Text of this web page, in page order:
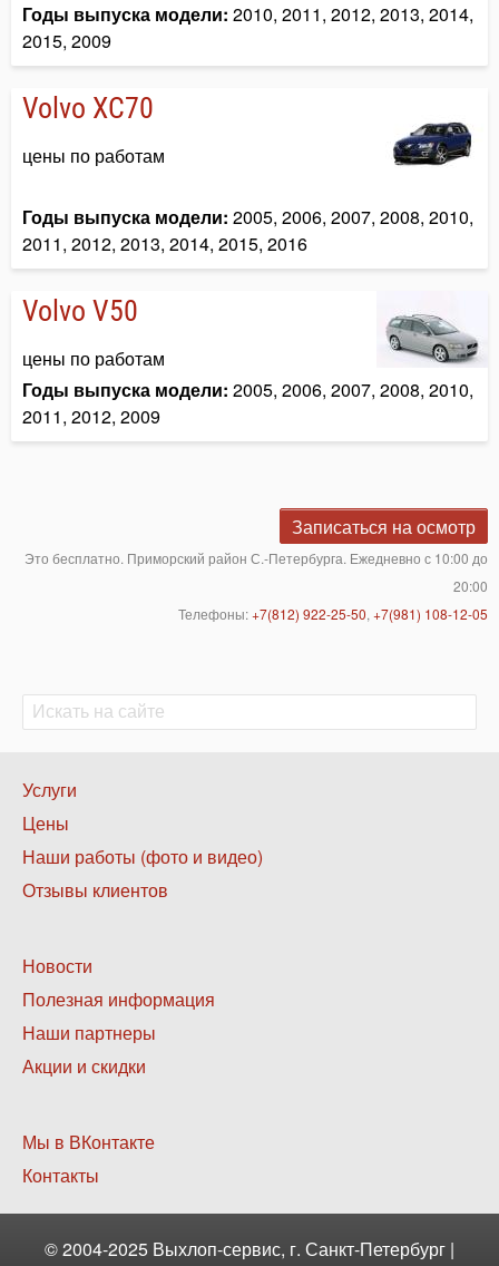
Годы выпуска модели: 2010, 2011, 2012, 2013, 2014,
2015, 2009
Volvo XC70
цены по работам
Годы выпуска модели: 2005, 2006, 2007, 2008, 2010,
2011, 2012, 2013, 2014, 2015, 2016
Volvo V50
цены по работам
Годы выпуска модели: 2005, 2006, 2007, 2008, 2010,
2011, 2012, 2009
Записаться на осмотр
Это бесплатно. Приморский район С.-Петербурга. Ежедневно с 10:00 до
20:00
Телефоны:+7(812) 922-25-50, +7(981) 108-12-05
Поиск
Поиск
Нижнее
меню
1
Услуги
Цены
Наши работы (фото и видео)
Отзывы клиентов
Нижнее
меню
2
Новости
Полезная информация
Наши партнеры
Акции и скидки
Нижнее
меню
3
Мы в ВКонтакте
Контакты
© 2004-2025 Выхлоп-сервис, г. Санкт-Петербург |